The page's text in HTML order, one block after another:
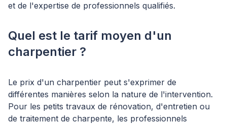
et de l'expertise de professionnels qualifiés.
Quel est le tarif moyen d'un
charpentier ?
Le prix d'un charpentier peut s'exprimer de
différentes manières selon la nature de l'intervention.
Pour les petits travaux de rénovation, d'entretien ou
de traitement de charpente, les professionnels